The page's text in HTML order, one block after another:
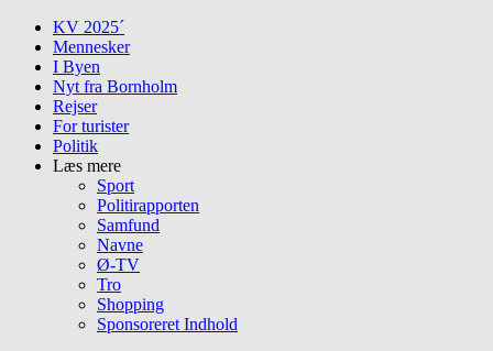
Skip
content
KV 2025´
Mennesker
I Byen
Nyt fra Bornholm
Rejser
For turister
Politik
Læs mere
Sport
Politirapporten
Samfund
Navne
Ø-TV
Tro
Shopping
Sponsoreret Indhold